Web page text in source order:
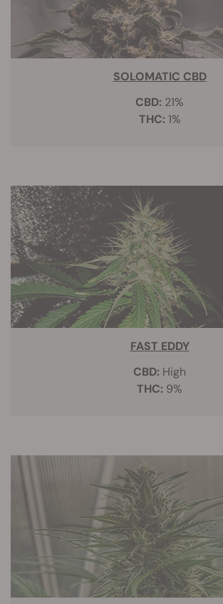
SOLOMATIC CBD
CBD: 21%
THC: 1%
FAST EDDY
CBD: High
THC: 9%